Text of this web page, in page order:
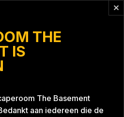
THE
IS
The Basement
aan iedereen die de